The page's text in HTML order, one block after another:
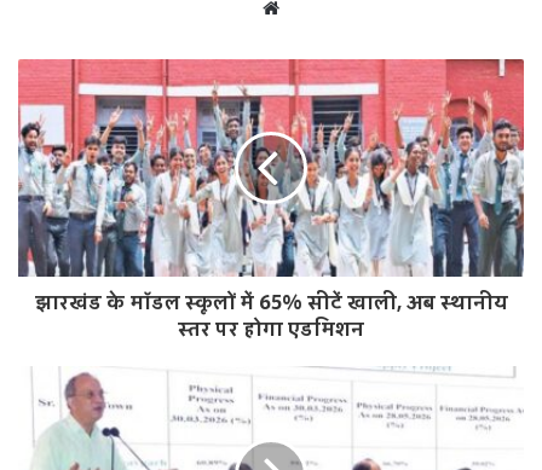
b
s
i
t
e
झारखंड के मॉडल स्कूलों में 65% सीटें खाली, अब स्थानीय
स्तर पर होगा एडमिशन